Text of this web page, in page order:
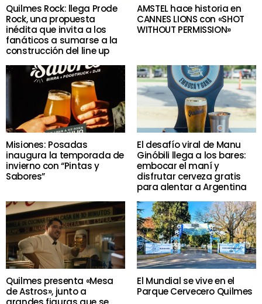
Quilmes Rock: llega Prode
Rock, una propuesta
inédita que invita a los
fanáticos a sumarse a la
construcción del line up
AMSTEL hace historia en
CANNES LIONS con «SHOT
WITHOUT PERMISSION»
Misiones: Posadas
inaugura la temporada de
invierno con “Pintas y
Sabores”
El desafío viral de Manu
Ginóbili llega a los bares:
embocar el maní y
disfrutar cerveza gratis
para alentar a Argentina
Quilmes presenta «Mesa
de Astros», junto a
El Mundial se vive en el
Parque Cervecero Quilmes